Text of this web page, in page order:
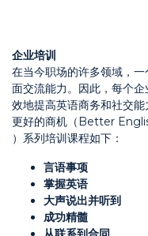
企业培训
在当今职场的许多领域，
面交流能力。因此，每个
效地提高英语商务和社交
更好的商机（Better
）系列培训课程如下：
言语事项
掌握英语
大声说出并听到
成功精髓